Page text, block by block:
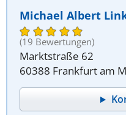
Michael Albert
(19 Bewertungen)
Marktstraße 62
60388 Frankfurt am